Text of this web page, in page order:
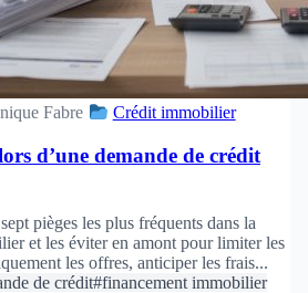
Fabre Crédit immobilier
d’une demande de crédit
pièges les plus fréquents dans la
et les éviter en amont pour limiter les
les offres, anticiper les frais...
de crédit#financement immobilier